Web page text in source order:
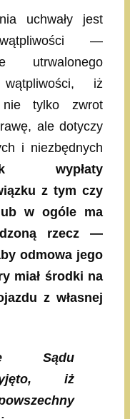
uchwały jest
—
utrwalonego
iż
nie tylko zwrot
ale dotyczy
i niezbędnych
wypłaty
z tym czy
w ogóle ma
rzecz —
odmowa jego
miał środki na
z własnej
Sądu
iż